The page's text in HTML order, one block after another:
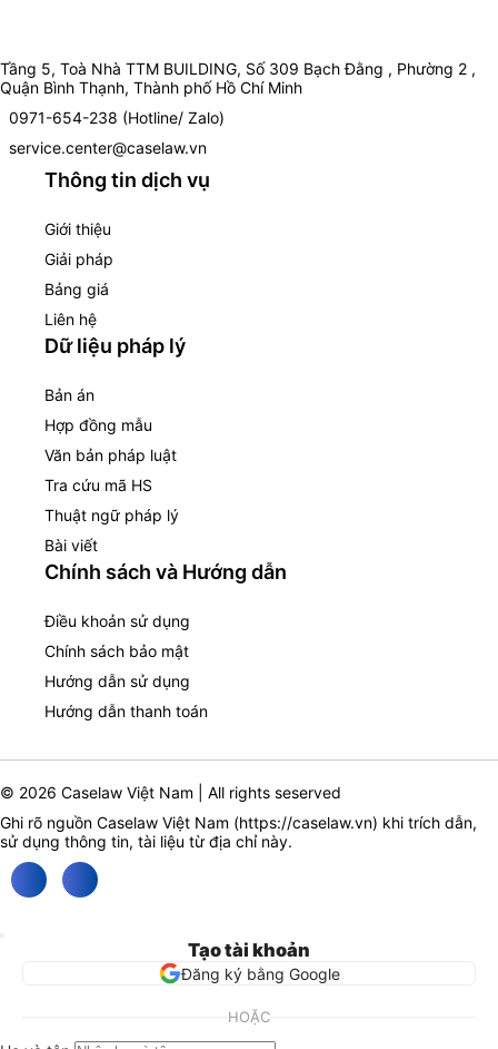
Tầng 5, Toà Nhà TTM BUILDING, Số 309 Bạch Đằng , Phường 2 ,
Quận Bình Thạnh, Thành phố Hồ Chí Minh
0971-654-238 (Hotline/ Zalo)
service.center@caselaw.vn
Thông tin dịch vụ
Giới thiệu
Giải pháp
Bảng giá
Liên hệ
Dữ liệu pháp lý
Bản án
Hợp đồng mẫu
Văn bản pháp luật
Tra cứu mã HS
Thuật ngữ pháp lý
Bài viết
Chính sách và Hướng dẫn
Điều khoản sử dụng
Chính sách bảo mật
Hướng dẫn sử dụng
Hướng dẫn thanh toán
© 2026 Caselaw Việt Nam | All rights seserved
Ghi rõ nguồn Caselaw Việt Nam (https://caselaw.vn) khi trích dẫn,
sử dụng thông tin, tài liệu từ địa chỉ này.
Tạo tài khoản
Đăng ký bằng Google
HOẶC